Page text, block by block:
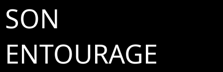
SON
ENTOURAGE